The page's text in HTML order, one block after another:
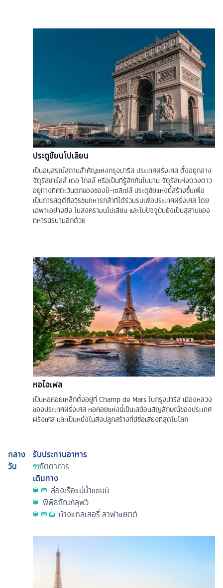
ประตูชัยนโปเลียน
เป็นอนุสรณ์สถานสำคัญแห่งกรุงปารีส ประเทศฝรั่งเศส ตั้งอยู่กลาง
จัตุรัสชาร์ลส์ เดอ โกลล์ หรือเป็นที่รู้จักกันในนาม จัตุรัสแห่งดวงดาว
อยู่ทางทิศตะวันตกของชองป์-เซลิเซ่ส์ ประตูชัยแห่งนี้สร้างขึ้นเพื่อ
เป็นการสดุดีถึงวีรชนทหารกล้าที่ได้ร่วมรบเพื่อประเทศฝรั่งเศส โดย
เฉพาะอย่างยิ่ง ในสงครามนโปเลียน และในปัจจุบันยังเป็นสุสานของ
ทหารนิรนามอีกด้วย
หอไอเฟล
เป็นหอคอยเหล็กตั้งอยู่ที่ Champ de Mars ในกรุงปารีส เมืองหลวง
ของประเทศฝรั่งเศส หอคอยแห่งนี้เป็นเสมือนสัญลักษณ์ของประเทศ
ฝรั่งเศส และเป็นหนึ่งในสิ่งปลูกสร้างที่มีชื่อเสียงที่สุดในโลก
กลาง
วัน
รับประทานอาหาร
ภัตตาคาร
เดินทาง
ล่องเรือแม่น้ำแซนน์
พิพิธภัณฑ์ลุฟว์
ห้างแกลเลอรี่ ลาฟาแยตต์